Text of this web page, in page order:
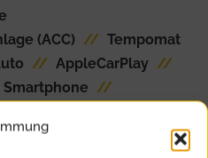
(ACC) // Tempomat
// AppleCarPlay //
//
vorn